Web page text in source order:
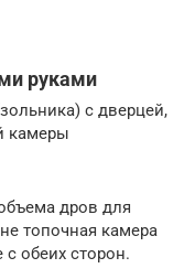
руками
с дверцей,
камеры
дров для
топочная камера
обеих сторон.